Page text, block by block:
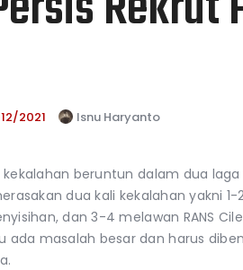
2021 Isnu Haryanto
beruntun dalam dua
dua kali kekalahan yakni 1-
dan 3-4 melawan RANS
ada masalah besar dan harus